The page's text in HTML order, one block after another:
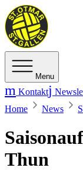
Menu
Kontakt
Home
News
Thun